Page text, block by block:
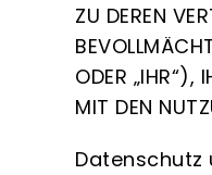
ZU DEREN
ODER „IHR“),
MIT DEN
Datenschutz